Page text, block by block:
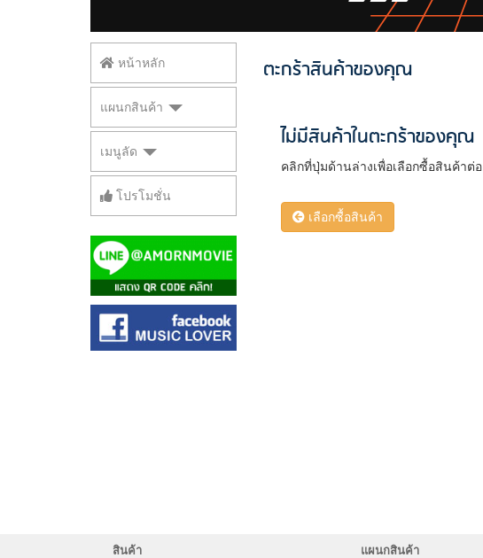
หน้าหลัก
แผนกสินค้า
เมนูลัด
โปรโมชั่น
ตะกร้าสินค้าของคุณ
ไม่มีสินค้าในตะกร้าของคุณ
คลิกที่ปุ่มด้านล่างเพื่อเลือกซื้อสินค้าต่อ
เลือกซื้อสินค้า
สินค้า
แผนกสินค้า